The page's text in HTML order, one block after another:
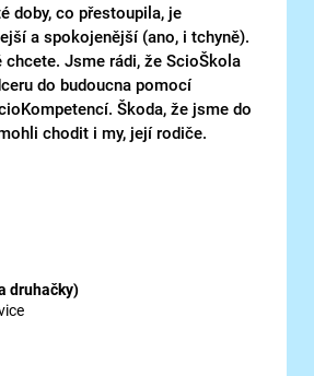
doby, co přestoupila, je
a spokojenější (ano, i tchyně).
chcete. Jsme rádi, že ScioŠkola
do budoucna pomocí
Škoda, že jsme do
chodit i my, její rodiče.
druhačky)